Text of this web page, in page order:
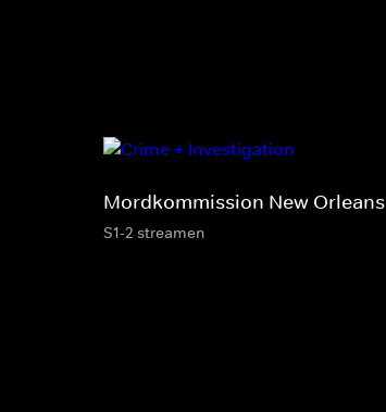
Mordkommission New Orleans
S1-2 streamen